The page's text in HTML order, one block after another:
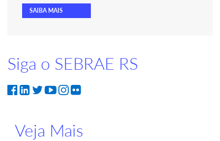
SAIBA MAIS
Siga o SEBRAE RS
Veja Mais